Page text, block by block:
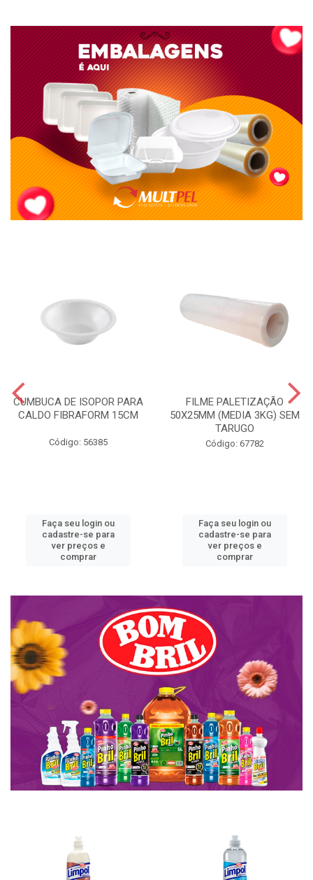
CUMBUCA DE ISOPOR PARA
CALDO FIBRAFORM 15CM
Código: 56385
Faça seu login ou
cadastre-se para
ver preços e
comprar
FILME PALETIZAÇÃO
50X25MM (MEDIA 3KG) SEM
TARUGO
Código: 67782
Faça seu login ou
cadastre-se para
ver preços e
comprar